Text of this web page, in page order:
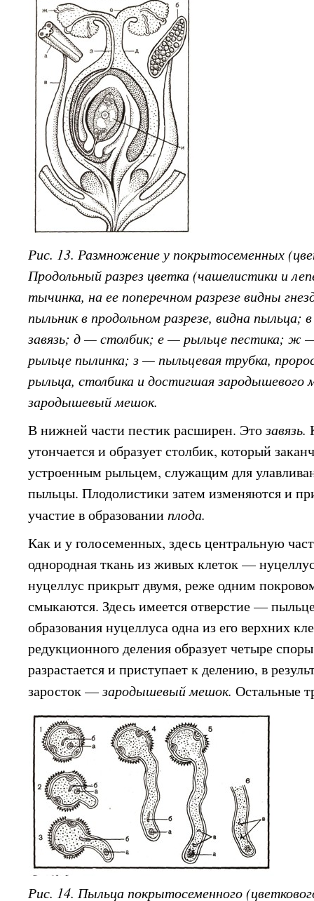
Рис. 13. Размножение у покрытосеменных
Продольный разрез цветка (чашелистики и
тычинка, на ее поперечном разрезе видны
пыльник в продольном разрезе, видна
завязь; д — столбик; е — рыльце пестика; ж
рыльце пылинка; з — пыльцевая трубка,
рыльца, столбика и достигшая
зародышевый мешок.
В нижней части пестик расширен. Этозавязь.
утончается и образует столбик, который
устроенным рыльцем, служащим для
пыльцы. Плодолистики затем изменяются и
участие в образованииплода.
Как и у голосеменных, здесь центральную
однородная ткань из живых клеток —
нуцеллус прикрыт двумя, реже одним
смыкаются. Здесь имеется отверстие —
образования нуцеллуса одна из его верхних
редукционного деления образует четыре
разрастается и приступает к делению, в
заросток —зародышевый мешок.Остальные
Рис. 14. Пыльца покрытосеменного